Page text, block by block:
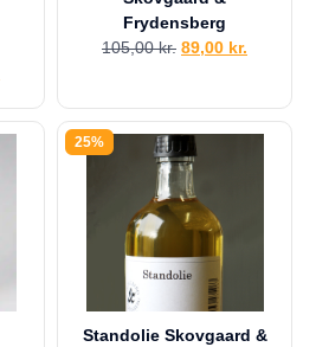
Frydensberg
105,00kr. 89,00 kr.
25%
Standolie Skovgaard &